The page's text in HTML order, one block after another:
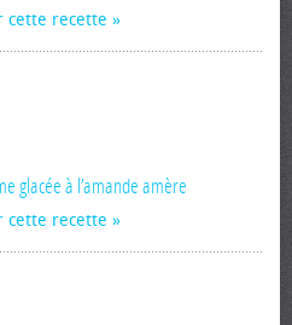
cette recette
glacée à l’amande amère
cette recette